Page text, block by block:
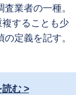
業者の一種。
することも少
定義を記す。
読む